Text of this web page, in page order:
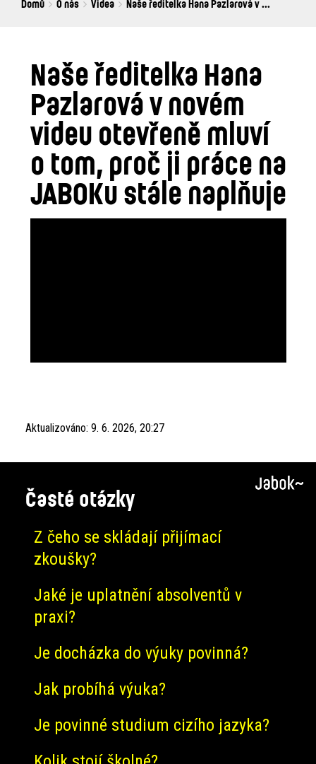
Breadcrumbs
You
Domů O nás Videa Naše ředitelka Hana Pazlarová v ...
Naše ředitelka Hana
Pazlarová v novém
videu otevřeně mluví
o tom, proč ji práce na
JABOKu stále naplňuje
Aktualizováno: 9. 6. 2026, 20:27
Časté otázky
Z čeho se skládají přijímací
zkoušky?
Jaké je uplatnění absolventů v
praxi?
Je docházka do výuky povinná?
Jak probíhá výuka?
Je povinné studium cizího jazyka?